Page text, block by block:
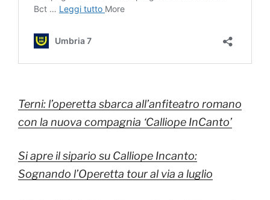
Terni: l’operetta sbarca all’anfiteatro romano
con la nuova compagnia ‘Calliope InCanto’
Si apre il sipario su Calliope Incanto:
Sognando l’Operetta tour al via a luglio